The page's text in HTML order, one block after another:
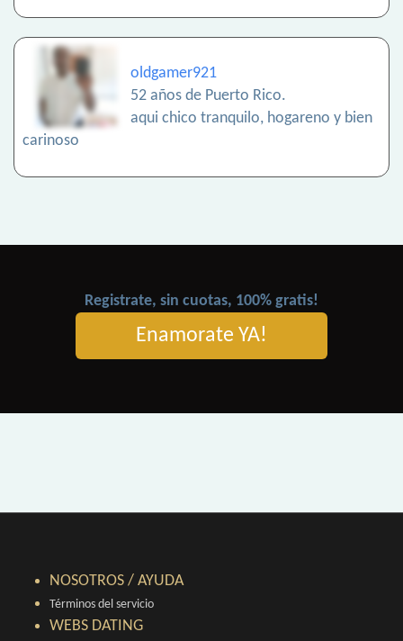
oldgamer921
52 años de Puerto Rico.
aqui chico tranquilo, hogareno y bien
carinoso
Registrate, sin cuotas, 100% gratis!
Enamorate YA!
NOSOTROS / AYUDA
Términos del servicio
WEBS DATING